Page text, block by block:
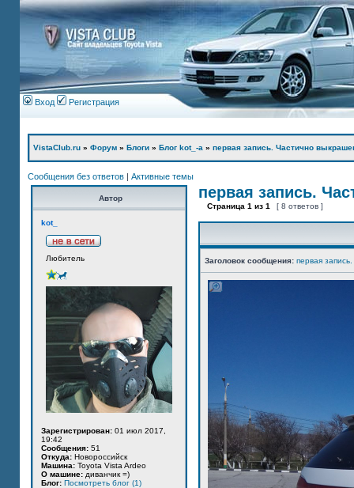
Вход Регистрация
VistaClub.ru » Форум » Блоги » Блог kot_-а » первая запись. Частично
Сообщения без ответов | Активные темы
Автор
kot_
Любитель
Зарегистрирован: 01 июл 2017,
19:42
Сообщения: 51
Откуда: Новороссийск
Машина: Toyota Vista Ardeo
О машине: диванчик =)
Блог: Посмотреть блог (1)
первая запись.
Страница 1 из 1 [ 8 ответов ]
Заголовок сообщения: первая